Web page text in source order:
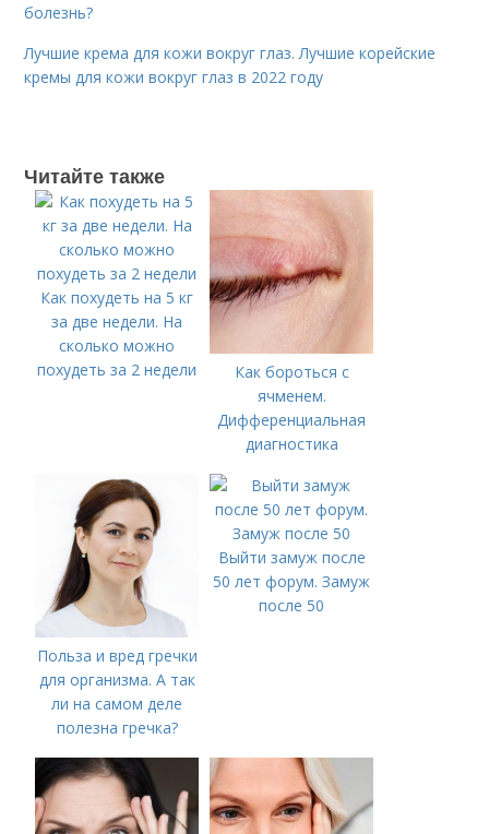
болезнь?
Лучшие крема для кожи вокруг глаз. Лучшие корейские
кремы для кожи вокруг глаз в 2022 году
Читайте также
Как похудеть на 5 кг
за две недели. На
сколько можно
похудеть за 2 недели
Как бороться с
ячменем.
Дифференциальная
диагностика
Польза и вред гречки
для организма. А так
ли на самом деле
полезна гречка?
Выйти замуж после
50 лет форум. Замуж
после 50